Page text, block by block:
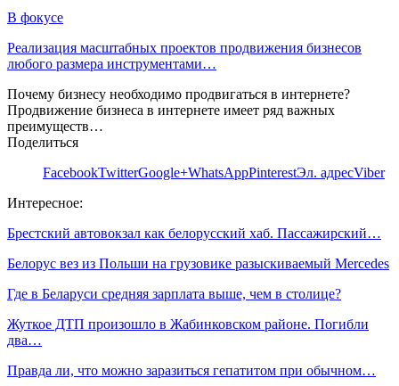
В фокусе
Реализация масштабных проектов продвижения бизнесов
любого размера инструментами…
Почему бизнесу необходимо продвигаться в интернете?
Продвижение бизнеса в интернете имеет ряд важных
преимуществ…
Поделиться
FacebookTwitterGoogle+WhatsAppPinterestЭл. адресViber
Интересное:
Брестский автовокзал как белорусский хаб. Пассажирский…
Белорус вез из Польши на грузовике разыскиваемый Mercedes
Где в Беларуси средняя зарплата выше, чем в столице?
Жуткое ДТП произошло в Жабинковском районе. Погибли
два…
Правда ли, что можно заразиться гепатитом при обычном…